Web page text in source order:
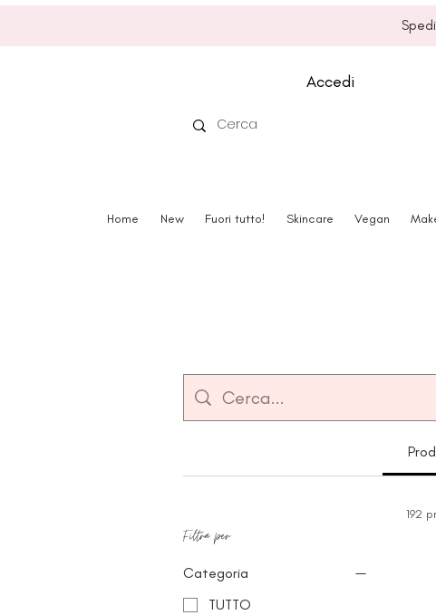
Accedi
Home New Fuori tutto! Skincare Vegan
Filtra per
Categoria
TUTTO
192